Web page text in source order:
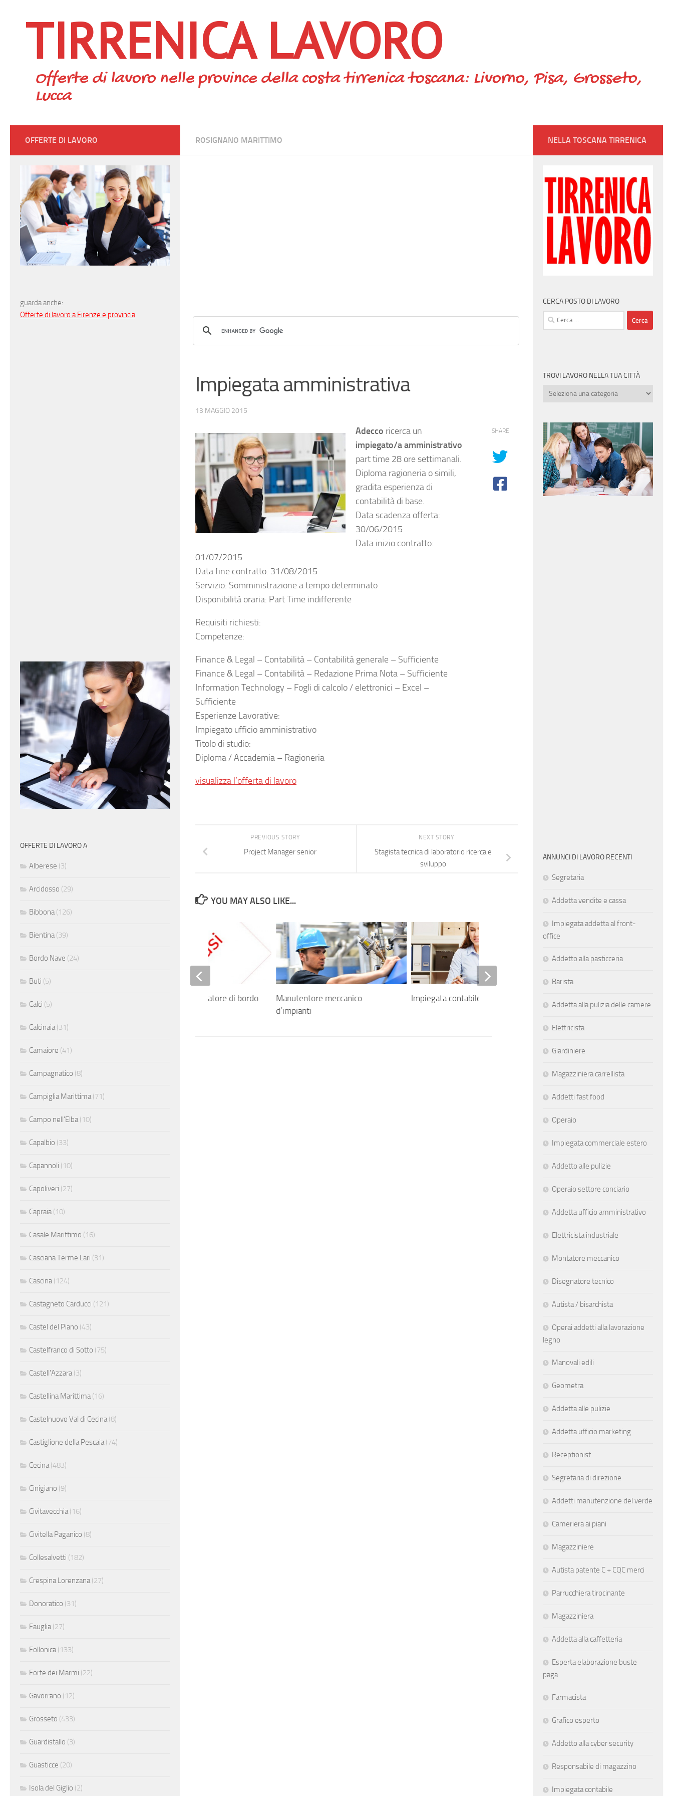
TIRRENICA LAVORO
Offerte di lavoro nelle province della costa tirrenica toscana: Livorno, Pisa, Grosseto,
Lucca
ROSIGNANO MARITTIMO
Impiegata amministrativa
13 MAGGIO 2015
Adecco ricerca un
impiegato/a amministrativo
part time 28 ore settimanali.
Diploma ragioneria o simili,
gradita esperienza di
contabilità di base.
Data scadenza offerta:
30/06/2015
Data inizio contratto:
01/07/2015
Data fine contratto: 31/08/2015
Servizio: Somministrazione a tempo determinato
Disponibilità oraria: Part Time indifferente
Requisiti richiesti:
Competenze:
Finance & Legal – Contabilità – Contabilità generale – Sufficiente
Finance & Legal – Contabilità – Redazione Prima Nota – Sufficiente
Information Technology – Fogli di calcolo / elettronici – Excel –
Sufficiente
Esperienze Lavorative:
Impiegato ufficio amministrativo
Titolo di studio:
Diploma / Accademia – Ragioneria
visualizza l’offerta di lavoro
SHARE
NEXT STORY
Stagista tecnica di laboratorio ricerca e
sviluppo
PREVIOUS STORY
Project Manager senior
YOU MAY ALSO LIKE...
Manutentore meccanico
d’impianti
Impiegata contabile
Carpentiere verniciatore di bordo
OFFERTE DI LAVORO
guarda anche:
Offerte di lavoro a Firenze e provincia
OFFERTE DI LAVORO A
Alberese (3)
Arcidosso (29)
Bibbona(126)
Bientina(39)
Bordo Nave (24)
Buti (5)
Calci (5)
Calcinaia(31)
Camaiore (41)
Campagnatico (8)
Campiglia Marittima(71)
Campo nell'Elba(10)
Capalbio (33)
Capannoli (10)
Capoliveri (27)
Capraia(10)
Casale Marittimo (16)
Casciana Terme Lari (31)
Cascina(124)
Castagneto Carducci (121)
Castel del Piano (43)
Castelfranco di Sotto (75)
Castell'Azzara(3)
Castellina Marittima(16)
Castelnuovo Val di Cecina(8)
Castiglione della Pescaia(74)
Cecina(483)
Cinigiano (9)
Civitavecchia(16)
Civitella Paganico (8)
Collesalvetti (182)
Crespina Lorenzana(27)
Donoratico (31)
Fauglia(27)
Follonica(133)
Forte dei Marmi (22)
Gavorrano (12)
Grosseto (433)
Guardistallo (3)
Guasticce (20)
Isola del Giglio (2)
NELLA TOSCANA TIRRENICA
CERCA POSTO DI LAVORO
Ricerca
per:
TROVI LAVORO NELLA TUA CITTÀ
Trovi
tua
città
ANNUNCI DI LAVORO RECENTI
Segretaria
Addetta vendite e cassa
Impiegata addetta al front-
office
Addetto alla pasticceria
Barista
Addetta alla pulizia delle camere
Elettricista
Giardiniere
Magazziniera carrellista
Addetti fast food
Operaio
Impiegata commerciale estero
Addetto alle pulizie
Operaio settore conciario
Addetta ufficio amministrativo
Elettricista industriale
Montatore meccanico
Disegnatore tecnico
Autista / bisarchista
Operai addetti alla lavorazione
legno
Manovali edili
Geometra
Addetta alle pulizie
Addetta ufficio marketing
Receptionist
Segretaria di direzione
Addetti manutenzione del verde
Cameriera ai piani
Magazziniere
Autista patente C + CQC merci
Parrucchiera tirocinante
Magazziniera
Addetta alla caffetteria
Esperta elaborazione buste
paga
Farmacista
Grafico esperto
Addetto alla cyber security
Responsabile di magazzino
Impiegata contabile